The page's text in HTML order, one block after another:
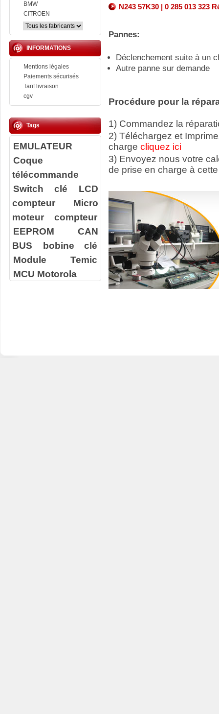
BMW
CITROEN
INFORMATIONS
Mentions légales
Paiements sécurisés
Tarif livraison
cgv
Tags
EMULATEUR
Coque
télécommande
Switch clé
LCD
compteur
Micro
moteur compteur
EEPROM
CAN
BUS
bobine clé
Module Temic
MCU Motorola
N243 57K30 | 0 285 013 323
Pannes:
Déclenchement suite à un
Autre panne sur demande
Procédure pour la
1) Commandez la
2) Téléchargez et
charge cliquez ici
3) Envoyez nous votre
de prise en charge à